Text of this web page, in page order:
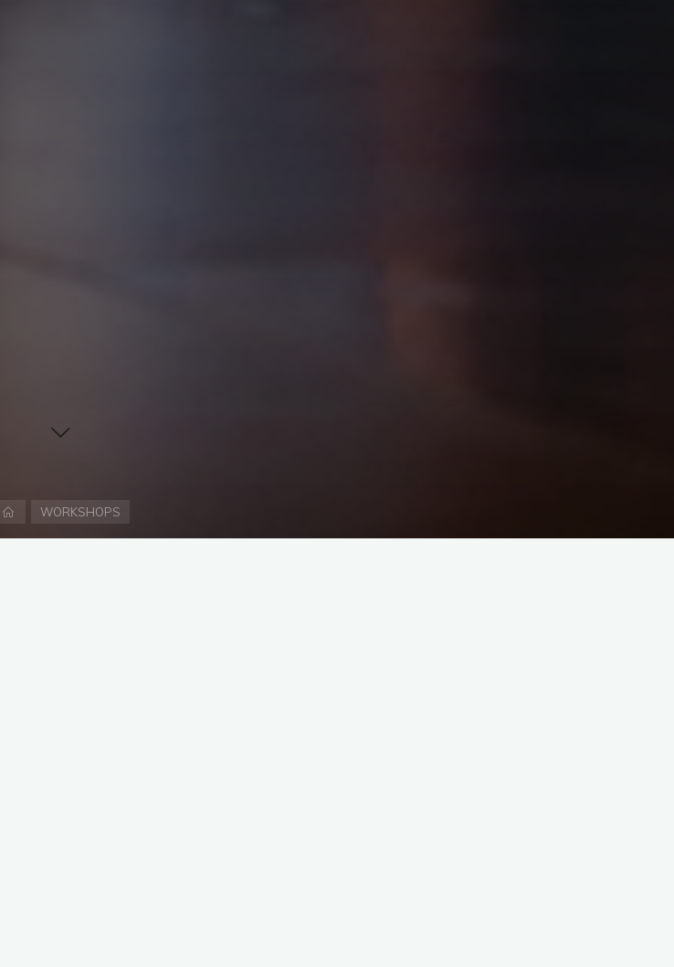
AccueilWORKSHOPS